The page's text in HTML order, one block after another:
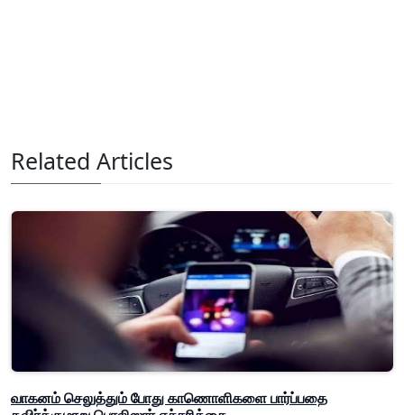
Related Articles
வாகனம் செலுத்தும் போது காணொளிகளை பார்ப்பதை